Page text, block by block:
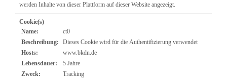
werden Inhalte von dieser Plattform auf dieser Website angezeigt.
Cookie(s)
Name:
ct0
Beschreibung:
Dieses Cookie wird für die Authentifizierung verwendet
Hosts:
www.bkdn.de
Lebensdauer:
5 Jahre
Zweck:
Tracking